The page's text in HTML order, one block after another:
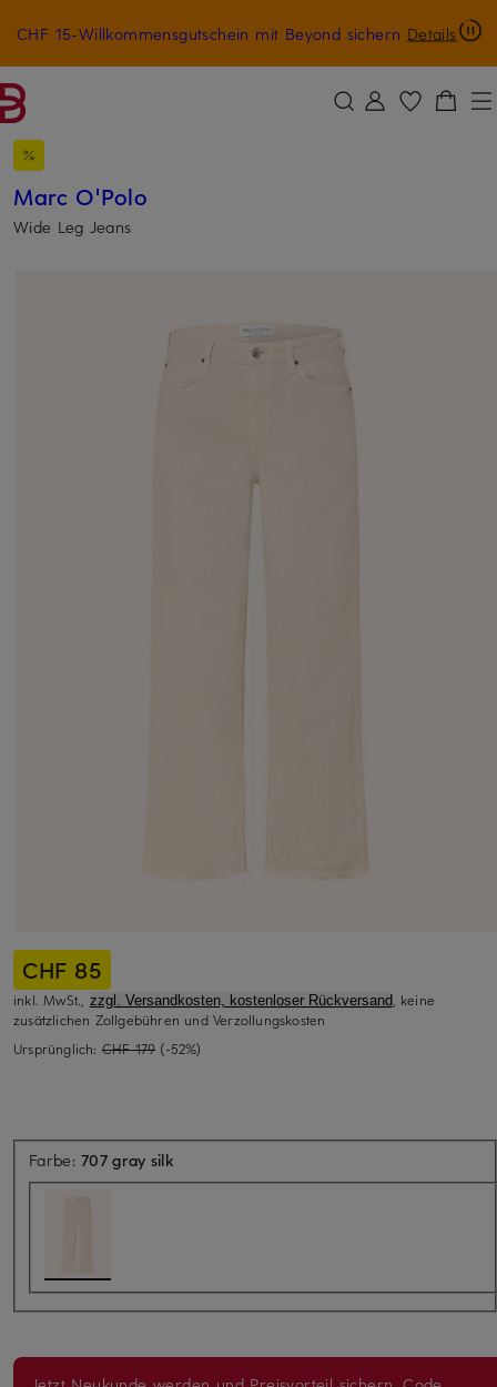
ZUM HAUPTINHALT ÜBERSPRINGEN ZUM SUCHFELD ÜBERSPRINGEN
CHF 15-Willkommensgutschein mit Beyond sichern Details
Marc O'Polo
Wide Leg Jeans
CHF 85
inkl. MwSt., zzgl. Versandkosten, kostenloser Rückversand, keine
zusätzlichen Zollgebühren und Verzollungskosten
Ursprünglich: CHF 179 (-52%)
Farbe:707 gray silk